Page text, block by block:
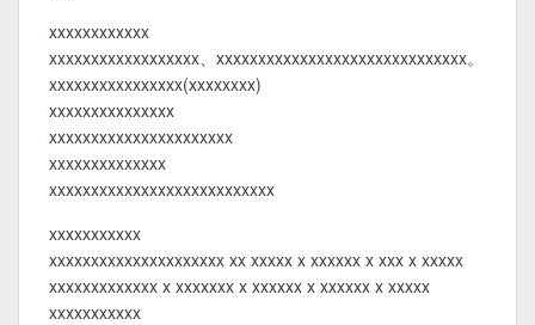
xxxxxxxxxxxx
xxxxxxxxxxxxxxxxxx、xxxxxxxxxxxxxxxxxxxxxxxxxxxxxx。
xxxxxxxxxxxxxxxx(xxxxxxxx)
xxxxxxxxxxxxxxx
xxxxxxxxxxxxxxxxxxxxxx
xxxxxxxxxxxxxx
xxxxxxxxxxxxxxxxxxxxxxxxxxx
xxxxxxxxxxx
xxxxxxxxxxxxxxxxxxxxx xx xxxxx x xxxxxx x xxx x xxxxx
xxxxxxxxxxxxx x xxxxxxx x xxxxxx x xxxxxx x xxxxx
xxxxxxxxxxx